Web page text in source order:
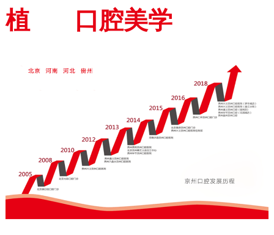
植
口腔美学